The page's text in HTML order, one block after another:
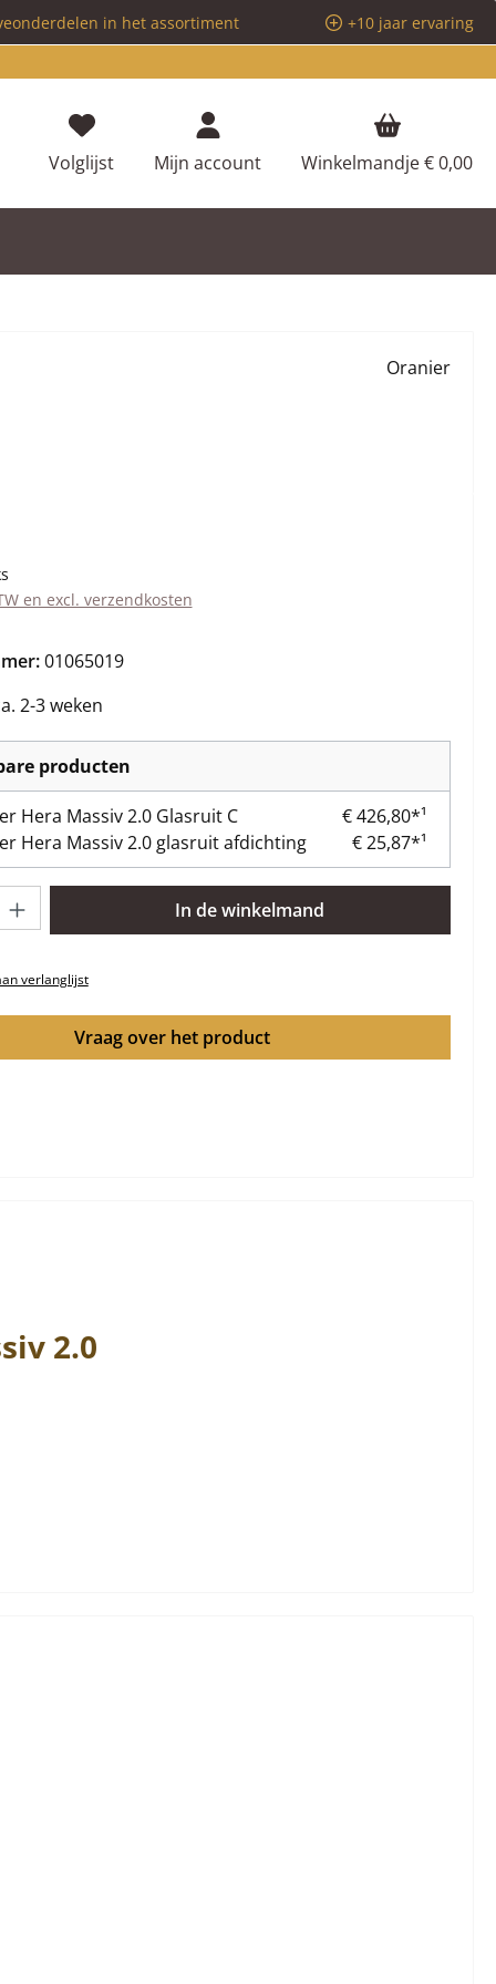
in het assortiment +10 jaar ervaring
VolglijstJe hebt 0 items op je verlanglijstje
Mijn account Winkelmandje€ 0,00
Oranier
en excl. verzendkosten
01065019
2-3 weken
producten
Hera Massiv 2.0 Glasruit C
€ 426,80*¹
Hera Massiv 2.0 glasruit afdichting
€ 25,87*¹
In de winkelmand
verlanglijst
Vraag over het product
2.0